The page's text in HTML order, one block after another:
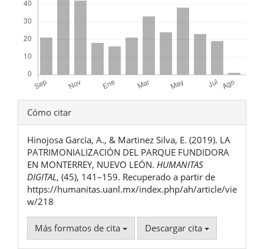
Detalles
del
artículo
Cómo citar
Hinojosa García, A., & Martinez Silva, E. (2019). LA
PATRIMONIALIZACIÓN DEL PARQUE FUNDIDORA
EN MONTERREY, NUEVO LEÓN. HUMANITAS
DIGITAL, (45), 141–159. Recuperado a partir de
https://humanitas.uanl.mx/index.php/ah/article/vie
w/218
Más formatos de cita Descargar cita